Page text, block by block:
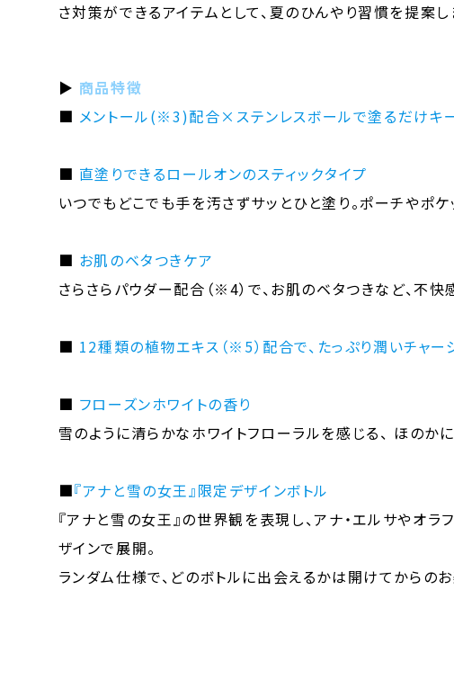
さ対策ができるアイテムとして、夏のひんやり習慣を提案し
▶ 商品特徴
■ メントール(※3)配合×ステンレスボールで塗るだけキ
■ 直塗りできるロールオンのスティックタイプ
いつでもどこでも手を汚さずサッとひと塗り。ポーチやポ
■ お肌のベタつきケア
さらさらパウダー配合（※4）で、お肌のベタつきなど、不
■ 12種類の植物エキス（※5）配合で、たっぷり潤いチャー
■ フローズンホワイトの香り
雪のように清らかなホワイトフローラルを感じる、 ほのか
■『アナと雪の女王』限定デザインボトル
『アナと雪の女王』の世界観を表現し、アナ・エルサやオ
ザインで展開。
ランダム仕様で、どのボトルに出会えるかは開けてからのお